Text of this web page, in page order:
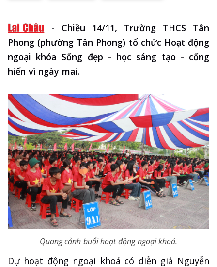
-
Chiều 14/11, Trường THCS Tân
Phong (phường Tân Phong) tổ chức Hoạt động
ngoại khóa Sống đẹp - học sáng tạo - cống
hiến vì ngày mai.
Quang cảnh buổi hoạt động ngoại khoá.
Dự hoạt động ngoại khoá có diễn giả Nguyễn